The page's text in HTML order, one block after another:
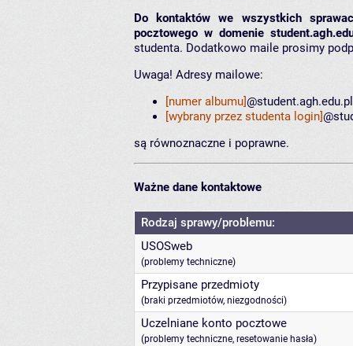
Do kontaktów we wszystkich
pocztowego w domenie
studenta. Dodatkowo maile prosimy
Uwaga! Adresy mailowe:
[numer albumu]@student.agh.edu.pl
[wybrany przez studenta login]
są równoznaczne i poprawne.
Ważne dane kontaktowe
Rodzaj sprawy/problemu:
USOSweb
(problemy techniczne)
Przypisane przedmioty
(braki przedmiotów, niezgodności)
Uczelniane konto pocztowe
(problemy techniczne, resetowanie hasła)